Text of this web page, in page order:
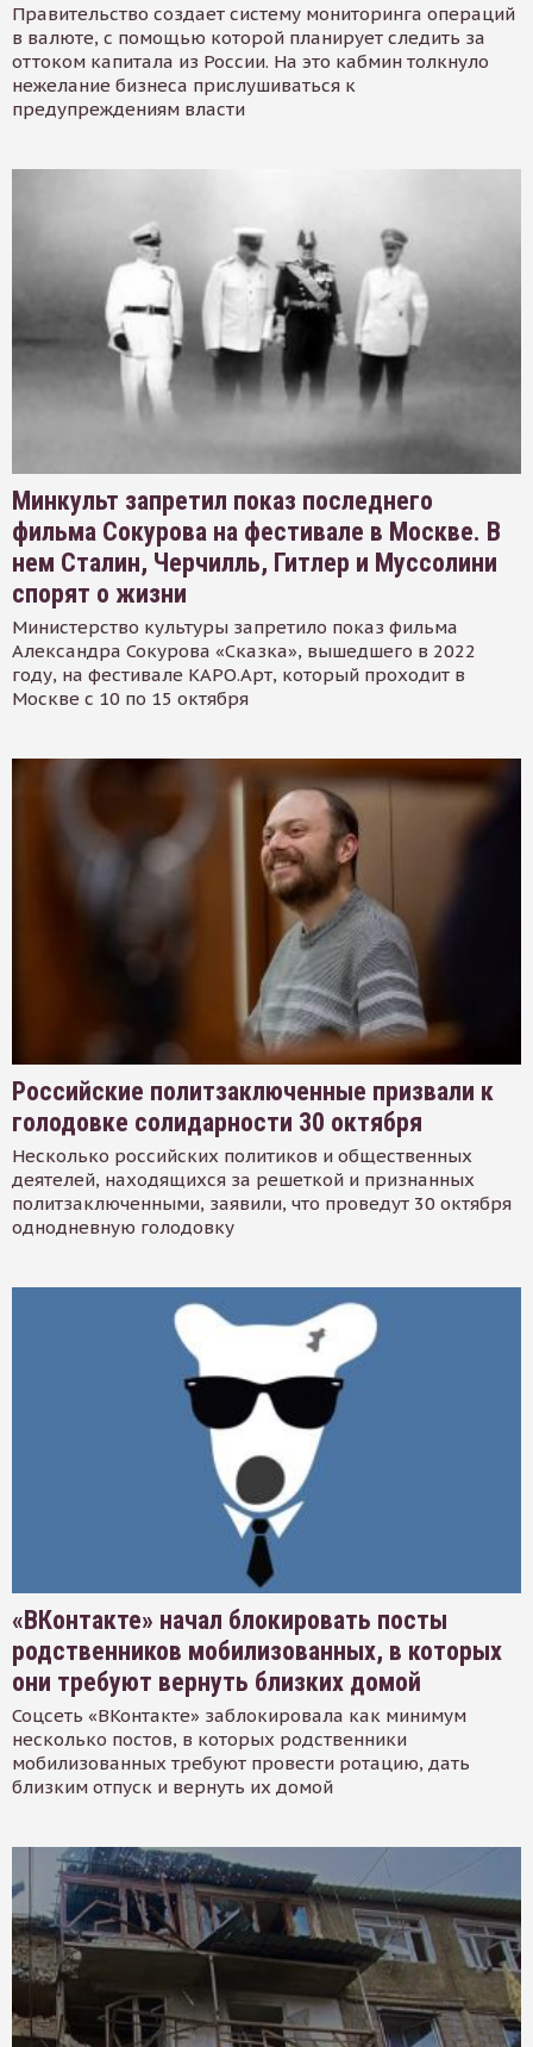
Правительство создает систему мониторинга операций
в валюте, с помощью которой планирует следить за
оттоком капитала из России. На это кабмин толкнуло
нежелание бизнеса прислушиваться к
предупреждениям власти
Минкульт запретил показ последнего
фильма Сокурова на фестивале в Москве. В
нем Сталин, Черчилль, Гитлер и Муссолини
спорят о жизни
Министерство культуры запретило показ фильма
Александра Сокурова «Сказка», вышедшего в 2022
году, на фестивале КАРО.Арт, который проходит в
Москве с 10 по 15 октября
Российские политзаключенные призвали к
голодовке солидарности 30 октября
Несколько российских политиков и общественных
деятелей, находящихся за решеткой и признанных
политзаключенными, заявили, что проведут 30 октября
однодневную голодовку
«ВКонтакте» начал блокировать посты
родственников мобилизованных, в которых
они требуют вернуть близких домой
Соцсеть «ВКонтакте» заблокировала как минимум
несколько постов, в которых родственники
мобилизованных требуют провести ротацию, дать
близким отпуск и вернуть их домой